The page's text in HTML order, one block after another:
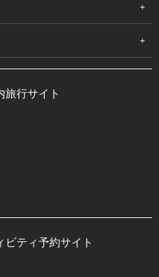
旅行サイト
ビティ予約サイト